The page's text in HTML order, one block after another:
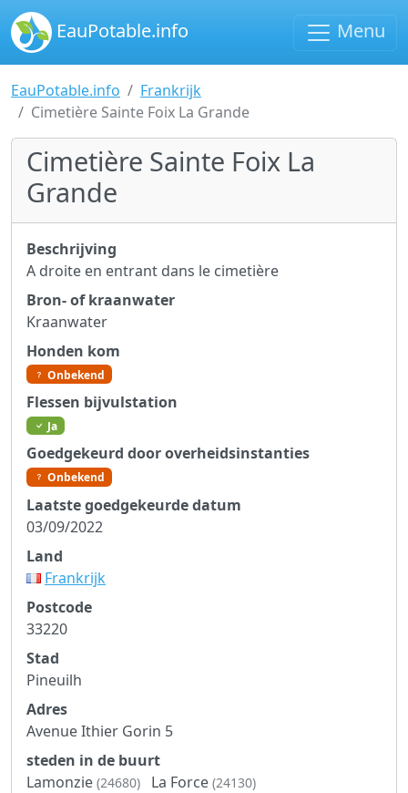
EauPotable.info Menu
EauPotable.info
Frankrijk
Cimetière Sainte Foix La Grande
Cimetière Sainte Foix La
Grande
Beschrijving
A droite en entrant dans le cimetière
Bron- of kraanwater
Kraanwater
Honden kom
Onbekend
Flessen bijvulstation
Ja
Goedgekeurd door overheidsinstanties
Onbekend
Laatste goedgekeurde datum
03/09/2022
Land
Frankrijk
Postcode
33220
Stad
Pineuilh
Adres
Avenue Ithier Gorin 5
steden in de buurt
Lamonzie (24680) La Force (24130)